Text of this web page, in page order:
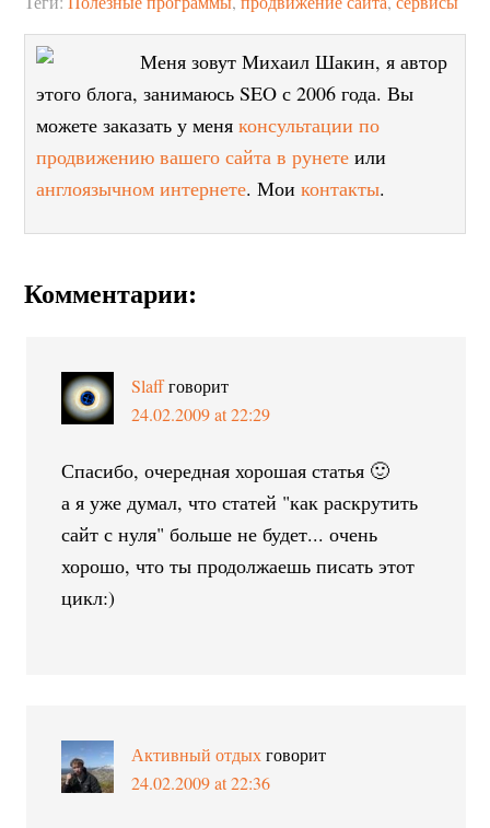
Меня зовут Михаил Шакин, я автор
этого блога, занимаюсь SEO с 2006 года. Вы
можете заказать у меняконсультации по
продвижению вашего сайта в рунете или
англоязычном интернете. Моиконтакты.
Комментарии:
Slaffговорит
24.02.2009 at 22:29
Спасибо, очередная хорошая статья 🙂
а я уже думал, что статей "как раскрутить
сайт с нуля" больше не будет... очень
хорошо, что ты продолжаешь писать этот
цикл:)
Активный отдых говорит
24.02.2009 at 22:36